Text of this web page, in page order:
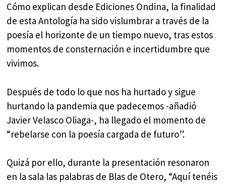
Cómo explican desde Ediciones Ondina, la finalidad
de esta Antología ha sido vislumbrar a través de la
poesía el horizonte de un tiempo nuevo, tras estos
momentos de consternación e incertidumbre que
vivimos.
Después de todo lo que nos ha hurtado y sigue
hurtando la pandemia que padecemos -añadió
Javier Velasco Oliaga-, ha llegado el momento de
“rebelarse con la poesía cargada de futuro”.
Quizá por ello, durante la presentación resonaron
en la sala las palabras de Blas de Otero, “Aquí tenéis